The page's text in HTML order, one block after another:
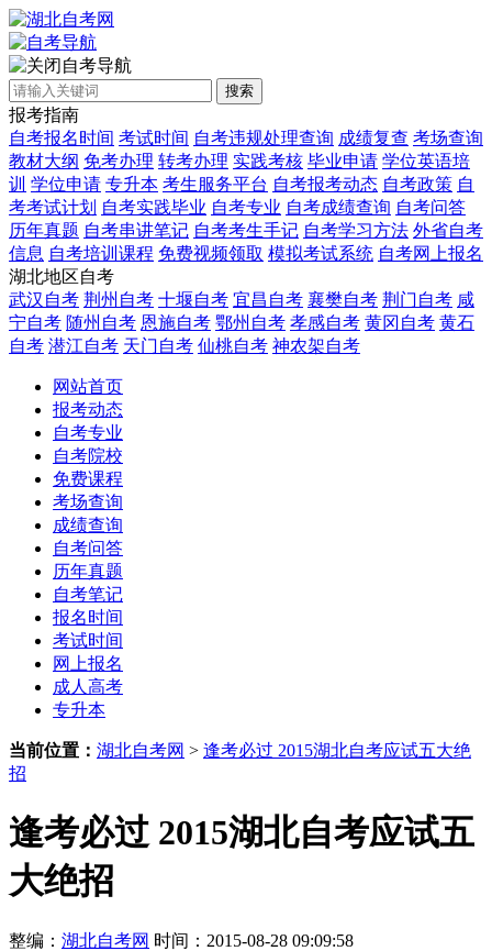
自考导航
搜索
报考指南
自考报名时间 考试时间 自考违规处理查询 成绩复查 考场查询
教材大纲 免考办理 转考办理 实践考核 毕业申请 学位英语培
训 学位申请 专升本 考生服务平台 自考报考动态 自考政策 自
考考试计划 自考实践毕业 自考专业 自考成绩查询 自考问答
历年真题 自考串讲笔记 自考考生手记 自考学习方法 外省自考
信息 自考培训课程 免费视频领取 模拟考试系统 自考网上报名
湖北地区自考
武汉自考 荆州自考 十堰自考 宜昌自考 襄樊自考 荆门自考 咸
宁自考 随州自考 恩施自考 鄂州自考 孝感自考 黄冈自考 黄石
自考 潜江自考 天门自考 仙桃自考 神农架自考
网站首页
报考动态
自考专业
自考院校
免费课程
考场查询
成绩查询
自考问答
历年真题
自考笔记
报名时间
考试时间
网上报名
成人高考
专升本
当前位置： 湖北自考网 > 逢考必过 2015湖北自考应试五大绝
招
逢考必过 2015湖北自考应试五
大绝招
整编： 湖北自考网 时间：2015-08-28 09:09:58